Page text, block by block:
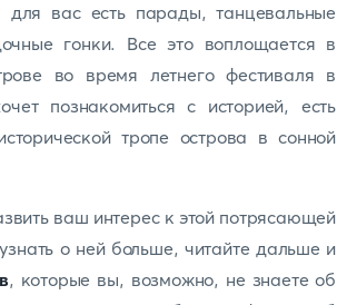
для вас есть парады, танцевальные
гонки. Все это воплощается в
во время летнего фестиваля в
познакомиться с историей, есть
тропе острова в сонной
ваш интерес к этой потрясающей
о ней больше, читайте дальше и
, которые вы, возможно, не знаете об